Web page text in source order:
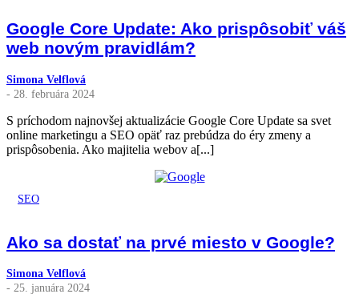
Google Core Update: Ako prispôsobiť váš
web novým pravidlám?
Simona Velflová
- 28. februára 2024
S príchodom najnovšej aktualizácie Google Core Update sa svet
online marketingu a SEO opäť raz prebúdza do éry zmeny a
prispôsobenia. Ako majitelia webov a[...]
SEO
Ako sa dostať na prvé miesto v Google?
Simona Velflová
- 25. januára 2024